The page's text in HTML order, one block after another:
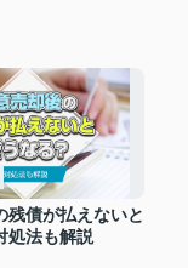
残債が払えないと
処法も解説